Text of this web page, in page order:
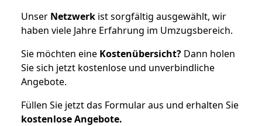
Unser Netzwerk ist sorgfältig ausgewählt, wir
haben viele Jahre Erfahrung im Umzugsbereich.
Sie möchten eine Kostenübersicht? Dann holen
Sie sich jetzt kostenlose und unverbindliche
Angebote.
Füllen Sie jetzt das Formular aus und erhalten Sie
kostenloseAngebote.